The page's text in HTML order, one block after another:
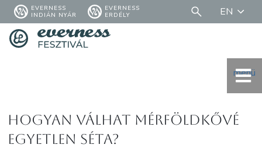
EVERNESS
INDIÁN NYÁR
EVERNESS
ERDÉLY
EN
menü
Hogyan válhat mérföldkővé
egyetlen séta?